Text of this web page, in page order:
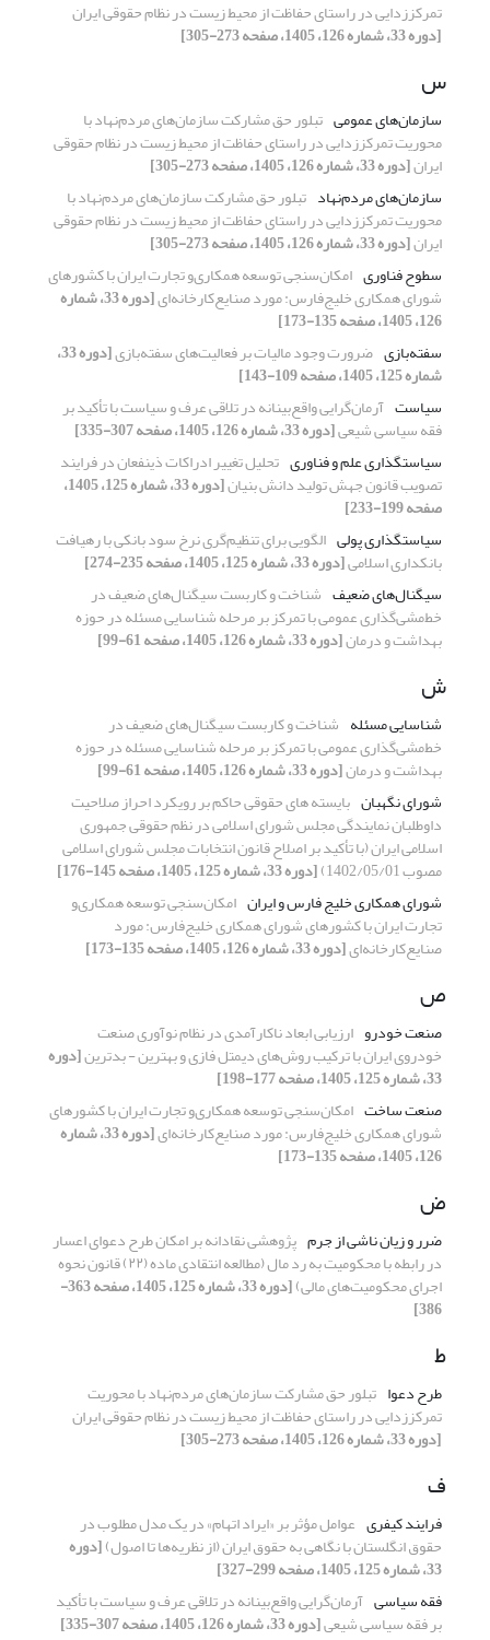
تمرکززدایی در راستای حفاظت از محیط زیست در نظام حقوقی ایران
[دوره 33، شماره 126، 1405، صفحه 273-305]
س
سازمان‌های عمومی تبلور حق مشارکت سازمان‌های مردم‌نهاد با
محوریت تمرکززدایی در راستای حفاظت از محیط زیست در نظام حقوقی
ایران[دوره 33، شماره 126، 1405، صفحه 273-305]
سازمان‌های مردم‌نهاد تبلور حق مشارکت سازمان‌های مردم‌نهاد با
محوریت تمرکززدایی در راستای حفاظت از محیط زیست در نظام حقوقی
ایران[دوره 33، شماره 126، 1405، صفحه 273-305]
سطوح فناوری امکان‌سنجی توسعه همکاری‌‌و تجارت ایران با کشورهای
شورای همکاری خلیج‌فارس: مورد صنایع‌کارخانه‌ای [دوره 33، شماره
126، 1405، صفحه 135-173]
سفته‌بازی ضرورت وجود مالیات بر فعالیت‌های سفته‌بازی [دوره 33،
شماره 125، 1405، صفحه 109-143]
سیاست آرمان‌گرایی واقع‌بینانه در تلاقی عرف و سیاست با تأکید بر
فقه سیاسی شیعی[دوره 33، شماره 126، 1405، صفحه 307-335]
سیاستگذاری علم و فناوری تحلیل تغییر ادراکات ذینفعان در فرایند
تصویب قانون جهش تولید دانش بنیان [دوره 33، شماره 125، 1405،
صفحه 199-233]
سیاستگذاری پولی الگویی برای تنظیم‌گری نرخ سود بانکی با رهیافت
بانکداری اسلامی[دوره 33، شماره 125، 1405، صفحه 235-274]
سیگنال‌های ضعیف شناخت و کاربست سیگنال‌های ضعیف در
خط‌مشی‌گذاری عمومی با تمرکز بر مرحله شناسایی مسئله در حوزه
بهداشت و درمان[دوره 33، شماره 126، 1405، صفحه 61-99]
ش
شناسایی مسئله شناخت و کاربست سیگنال‌های ضعیف در
خط‌مشی‌گذاری عمومی با تمرکز بر مرحله شناسایی مسئله در حوزه
بهداشت و درمان[دوره 33، شماره 126، 1405، صفحه 61-99]
شورای نگهبان بایسته­ های حقوقی حاکم بر رویکرد احراز صلاحیت
داوطلبان نمایندگی مجلس شورای اسلامی در نظم حقوقی جمهوری
اسلامی ایران (با تأکید بر اصلاح قانون انتخابات مجلس شورای اسلامی
مصوب 1402/05/01)
[دوره 33، شماره 125، 1405، صفحه 145-176]
شورای ‌همکاری ‌خلیج ‌فارس ‌و ایران امکان‌سنجی توسعه همکاری‌‌و
تجارت ایران با کشورهای شورای همکاری خلیج‌فارس: مورد
صنایع‌کارخانه‌ای[دوره 33، شماره 126، 1405، صفحه 135-173]
ص
صنعت خودرو ارزیابی ابعاد ناکارآمدی در نظام نوآوری صنعت
خودروی ایران با ترکیب روش‌های دیمتل فازی و بهترین - بدترین[دوره
33، شماره 125، 1405، صفحه 177-198]
صنعت ساخت امکان‌سنجی توسعه همکاری‌‌و تجارت ایران با کشورهای
شورای همکاری خلیج‌فارس: مورد صنایع‌کارخانه‌ای [دوره 33، شماره
126، 1405، صفحه 135-173]
ض
ضرر و زیان ناشی از جرم پژوهشی نقادانه بر امکان طرح دعوای اعسار
در رابطه با محکومیت به رد مال (مطالعه انتقادی ماده (۲۲) قانون نحوه
اجرای محکومیت‌های مالی) [دوره 33، شماره 125، 1405، صفحه 363-
386]
ط
طرح دعوا تبلور حق مشارکت سازمان‌های مردم‌نهاد با محوریت
تمرکززدایی در راستای حفاظت از محیط زیست در نظام حقوقی ایران
[دوره 33، شماره 126، 1405، صفحه 273-305]
ف
فرایند کیفری عوامل مؤثر بر «ایراد اتهام» در یک مدل مطلوب در
حقوق انگلستان با نگاهی به حقوق ایران (از نظریه‌ها تا اصول)[دوره
33، شماره 125، 1405، صفحه 299-327]
فقه‌ سیاسی آرمان‌گرایی واقع‌بینانه در تلاقی عرف و سیاست با تأکید
بر فقه سیاسی شیعی[دوره 33، شماره 126، 1405، صفحه 307-335]